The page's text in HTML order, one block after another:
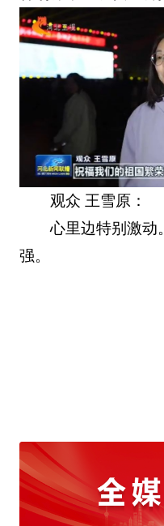
观众 王雪原：
心里边特别激动
强。